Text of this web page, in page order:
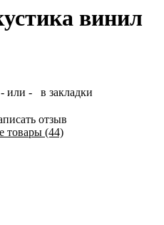
винил
- или -
в закладки
отзыв
товары (44)